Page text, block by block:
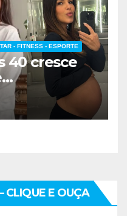
- FITNESS - ESPORTE
40 cresce
médico
CLIQUE E OUÇA